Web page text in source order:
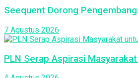
Seequent Dorong
7 Agustus 2026
PLN Serap Aspirasi